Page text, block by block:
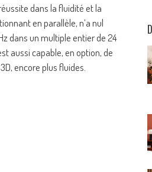
dans la fluidité et la
en parallèle, n’a nul
dans un multiple entier de 24
aussi capable, en option, de
encore plus fluides.